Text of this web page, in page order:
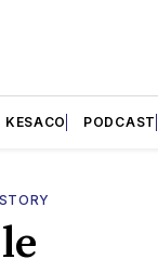
KESACO PODCAST
STORY